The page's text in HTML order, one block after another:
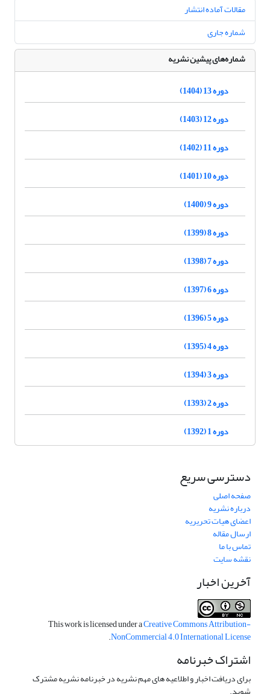
مقالات آماده انتشار
شماره جاری
شماره‌های پیشین نشریه
دوره 13 (1404)
دوره 12 (1403)
دوره 11 (1402)
دوره 10 (1401)
دوره 9 (1400)
دوره 8 (1399)
دوره 7 (1398)
دوره 6 (1397)
دوره 5 (1396)
دوره 4 (1395)
دوره 3 (1394)
دوره 2 (1393)
دوره 1 (1392)
دسترسی سریع
صفحه اصلی
درباره نشریه
اعضای هیات تحریریه
ارسال مقاله
تماس با ما
نقشه سایت
آخرین اخبار
This work is licensed under aCreative Commons Attribution-
NonCommercial 4.0 International License
.
اشتراک خبرنامه
برای دریافت اخبار و اطلاعیه های مهم نشریه در خبرنامه نشریه مشترک